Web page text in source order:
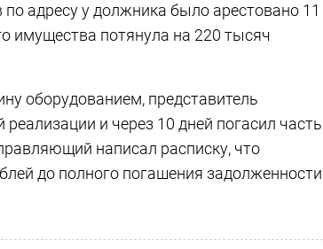
по адресу у должника было арестовано 11
имущества потянула на 220 тысяч
оборудованием, представитель
и через 10 дней погасил часть
написал расписку, что
до полного погашения задолженности